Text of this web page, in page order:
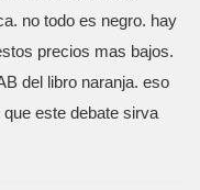
no todo es negro. hay
precios mas bajos.
del libro naranja. eso
este debate sirva